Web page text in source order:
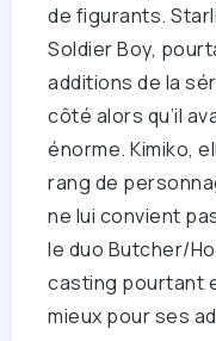
de figurants.
Soldier Boy,
additions de la
côté alors qu’il
énorme. Kimiko,
rang de
ne lui convient
le duo Butcher/
casting pourtant
mieux pour ses